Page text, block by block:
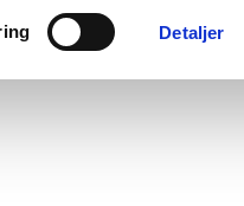
Detaljer